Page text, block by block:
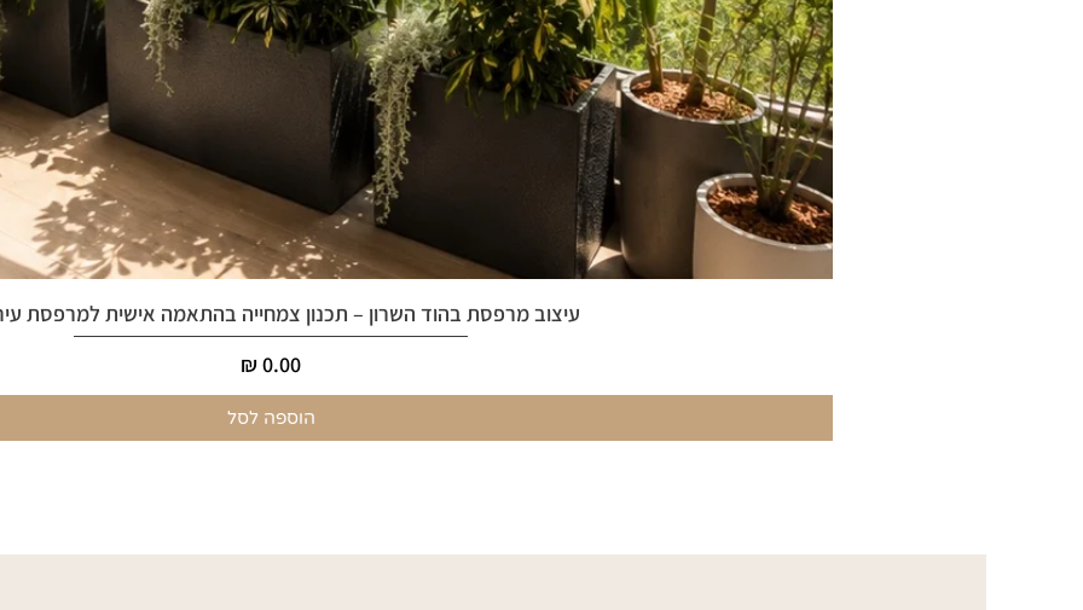
עיצוב מרפסת בהוד השרון – תכנון צמחייה בהתאמה אישית למרפסת
מחיר
הוספה לסל